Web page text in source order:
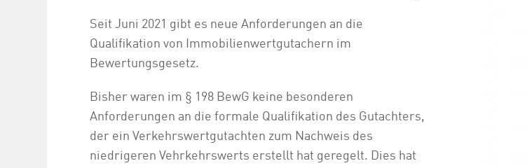
Seit Juni 2021 gibt es neue Anforderungen an die
Qualifikation von Immobilienwertgutachern im
Bewertungsgesetz.
Bisher waren im § 198 BewG keine besonderen
Anforderungen an die formale Qualifikation des Gutachters,
der ein Verkehrswertgutachten zum Nachweis des
niedrigeren Vehrkehrswerts erstellt hat geregelt. Dies hat